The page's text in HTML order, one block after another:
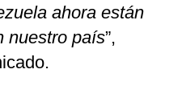
ahora están
nuestro país”,